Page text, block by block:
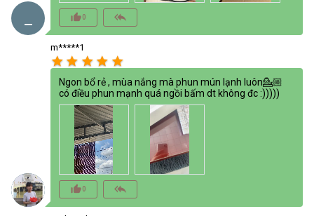
thumb_up_alt0 reply_all
m*****1
star star star star star
Ngon bổ rẻ , mùa nắng mà phun mún lạnh luôn💁🏼
có điều phun mạnh quá ngồi bấm dt không đc :)))))
thumb_up_alt0 reply_all